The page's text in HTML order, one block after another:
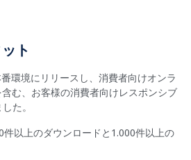
ト
環境にリリースし、消費者向けオンラ
む、お客様の消費者向けレスポンシブ
た。
以上のダウンロードと1.000件以上の